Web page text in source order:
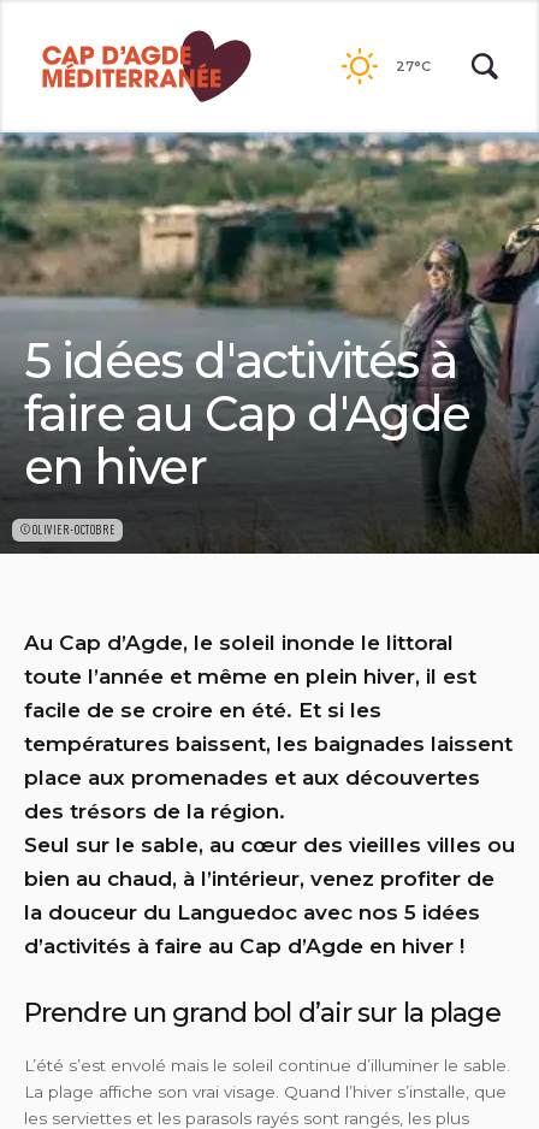
contenu
27°C
©OLIVIER-OCTOBRE
5 idées d'activités à
faire au Cap d'Agde
en hiver
Au Cap d’Agde, le soleil inonde le littoral
toute l’année et même en plein hiver, il est
facile de se croire en été. Et si les
températures baissent, les baignades laissent
place aux promenades et aux découvertes
des trésors de la région.
Seul sur le sable, au cœur des vieilles villes ou
bien au chaud, à l’intérieur, venez profiter de
la douceur du Languedoc avec nos 5 idées
d’activités à faire au Cap d’Agde en hiver !
Prendre un grand bol d’air sur la plage
L’été s’est envolé mais le soleil continue d’illuminer le sable.
La plage affiche son vrai visage. Quand l’hiver s’installe, que
les serviettes et les parasols rayés sont rangés, les plus